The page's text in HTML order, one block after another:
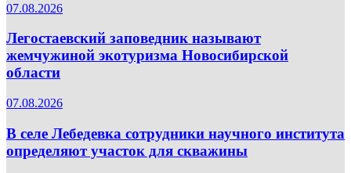
07.08.2026
Легостаевский заповедник называют
жемчужиной экотуризма Новосибирской
области
07.08.2026
В селе Лебедевка сотрудники научного института
определяют участок для скважины